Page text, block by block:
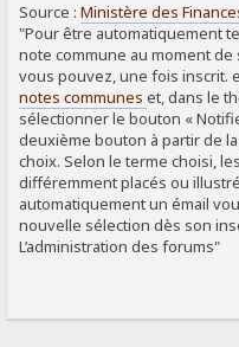
Source :Ministère des
"Pour être automatiquement
note commune au moment
vous pouvez, une fois inscrit.
notes communeset, dans le
sélectionner le bouton «
deuxième bouton à partir de
choix. Selon le terme choisi,
différemment placés ou
automatiquement un émail
nouvelle sélection dès son
L’administration des forums"